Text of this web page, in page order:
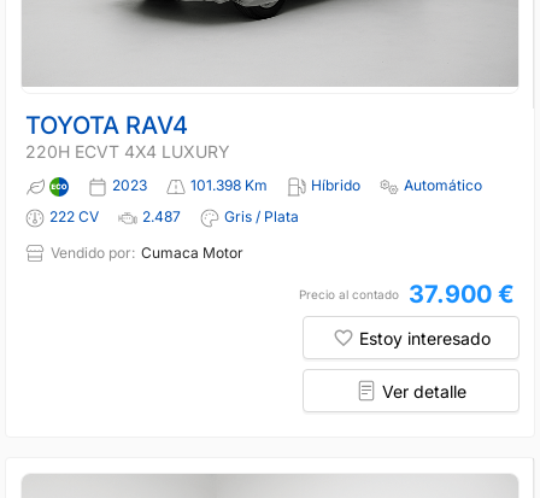
TOYOTA RAV4
220H ECVT 4X4 LUXURY
2023 101.398 Km Híbrido
Automático
222 CV
2.487
Gris / Plata
Vendido por: Cumaca Motor
Precio al contado 37.900 €
Estoy interesado
Ver detalle